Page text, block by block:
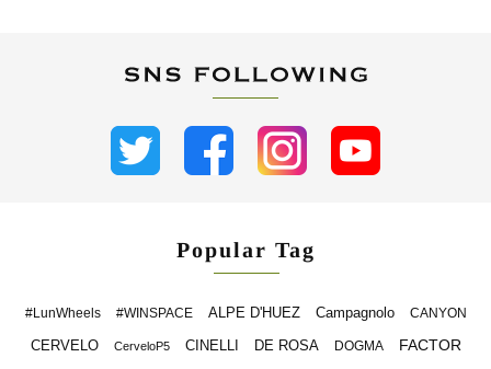
Popular Tag
#LunWheels #WINSPACE ALPE D'HUEZ Campagnolo CANYON
CERVELO CerveloP5 CINELLI DE ROSA DOGMA FACTOR